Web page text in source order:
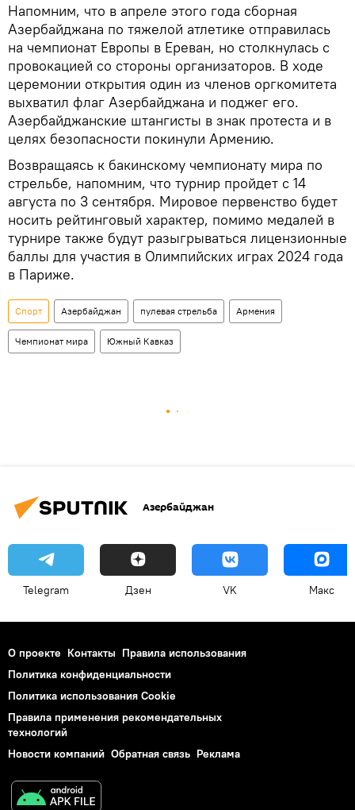
Напомним, что в апреле этого года сборная
Азербайджана по тяжелой атлетике отправилась
на чемпионат Европы в Ереван, но столкнулась с
провокацией со стороны организаторов. В ходе
церемонии открытия один из членов оргкомитета
выхватил флаг Азербайджана и поджег его.
Азербайджанские штангисты в знак протеста и в
целях безопасности покинули Армению.
Возвращаясь к бакинскому чемпионату мира по
стрельбе, напомним, что турнир пройдет с 14
августа по 3 сентября. Мировое первенство будет
носить рейтинговый характер, помимо медалей в
турнире также будут разыгрываться лицензионные
баллы для участия в Олимпийских играх 2024 года
в Париже.
Спорт Азербайджан пулевая стрельба Армения
Чемпионат мира Южный Кавказ
Азербайджан
Telegram Дзен VK Макс
О проекте Контакты Правила использования
Политика конфиденциальности
Политика использования Cookie
Правила применения рекомендательных
технологий
Новости компаний Обратная связь Реклама